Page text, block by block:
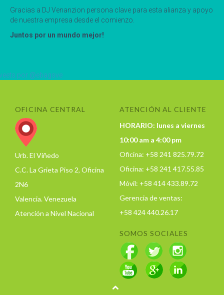
Gracias a DJ Venanzion persona clave para esta alianza y apoyo
de nuestra empresa desde el comienzo.
Juntos por un mundo mejor!
por @ebagsve
OFICINA CENTRAL
Urb. El Viñedo
C.C. La Grieta Piso 2, Oficina
2N6
Valencia. Venezuela
Atención a Nivel Nacional
ATENCIÓN AL CLIENTE
HORARIO: lunes a viernes
10:00 am a 4:00 pm
Oficina: +58 241 825.79.72
Oficina: +58 241 417.55.85
Móvil: +58 414 433.89.72
Gerencia de ventas:
+58 424 440.26.17
SOMOS SOCIALES